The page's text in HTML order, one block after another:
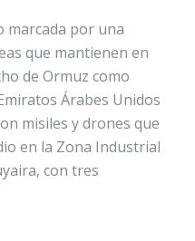
marcada por una
que mantienen en
de Ormuz como
Árabes Unidos
misiles y drones que
en la Zona Industrial
con tres